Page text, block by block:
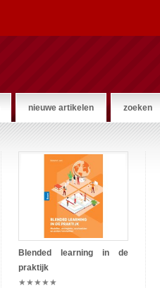
nieuwe artikelen zoeken
Blended learning in de
praktijk
★★★★★